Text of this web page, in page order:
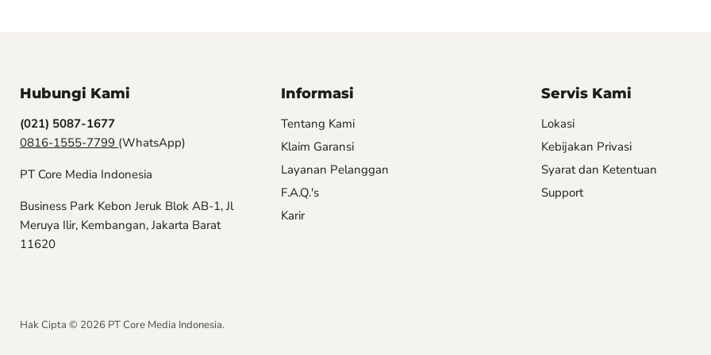
Hubungi Kami
(021) 5087-1677
0816-1555-7799 (WhatsApp)
PT Core Media Indonesia
Business Park Kebon Jeruk Blok AB-1, Jl
Meruya Ilir, Kembangan, Jakarta Barat
11620
Informasi
Tentang Kami
Klaim Garansi
Layanan Pelanggan
F.A.Q.'s
Karir
Servis Kami
Lokasi
Kebijakan Privasi
Syarat dan Ketentuan
Support
Hak Cipta © 2026 PT Core Media Indonesia.